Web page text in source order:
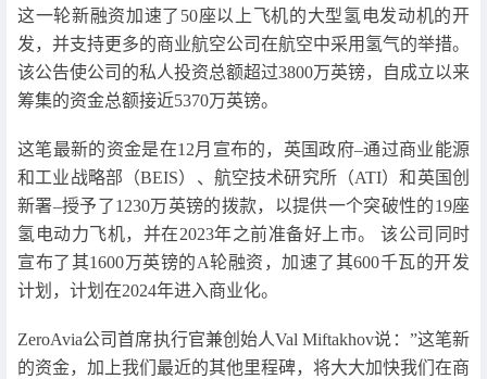
这一轮新融资加速了50座以上飞机的大型氢电发动机的开
发，并支持更多的商业航空公司在航空中采用氢气的举措。
该公告使公司的私人投资总额超过3800万英镑，自成立以来
筹集的资金总额接近5370万英镑。
这笔最新的资金是在12月宣布的，英国政府–通过商业能源
和工业战略部（BEIS）、航空技术研究所（ATI）和英国创
新署–授予了1230万英镑的拨款，以提供一个突破性的19座
氢电动力飞机，并在2023年之前准备好上市。 该公司同时
宣布了其1600万英镑的A轮融资，加速了其600千瓦的开发
计划，计划在2024年进入商业化。
ZeroAvia公司首席执行官兼创始人Val Miftakhov说：”这笔新
的资金，加上我们最近的其他里程碑，将大大加快我们在商